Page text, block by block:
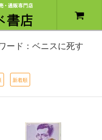
ード：ベニスに死す
新着順